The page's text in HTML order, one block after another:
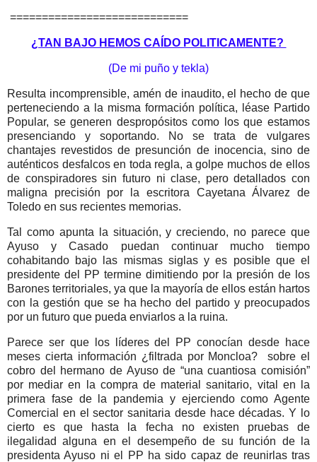
============================
¿TAN BAJO HEMOS CAÍDO POLITICAMENTE?
(De mi puño y tekla)
Resulta incomprensible, amén de inaudito, el hecho de que
perteneciendo a la misma formación política, léase Partido
Popular, se generen despropósitos como los que estamos
presenciando y soportando. No se trata de vulgares
chantajes revestidos de presunción de inocencia, sino de
auténticos desfalcos en toda regla, a golpe muchos de ellos
de conspiradores sin futuro ni clase, pero detallados con
maligna precisión por la escritora Cayetana Álvarez de
Toledo en sus recientes memorias.
Tal como apunta la situación, y creciendo, no parece que
Ayuso y Casado puedan continuar mucho tiempo
cohabitando bajo las mismas siglas y es posible que el
presidente del PP termine dimitiendo por la presión de los
Barones territoriales, ya que la mayoría de ellos están hartos
con la gestión que se ha hecho del partido y preocupados
por un futuro que pueda enviarlos a la ruina.
Parece ser que los líderes del PP conocían desde hace
meses cierta información ¿filtrada por Moncloa?
sobre el
cobro del hermano de Ayuso de “una cuantiosa comisión”
por mediar en la compra de material sanitario, vital en la
primera fase de la pandemia y ejerciendo como Agente
Comercial en el sector sanitaria desde hace décadas. Y lo
cierto es que hasta la fecha no existen pruebas de
ilegalidad alguna en el desempeño de su función de la
presidenta Ayuso ni el PP ha sido capaz de reunirlas tras